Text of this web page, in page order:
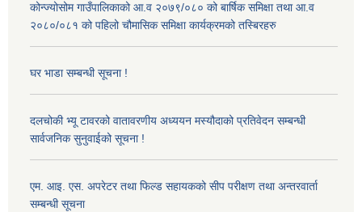
कोन्ज्योसोम गाउँपालिकाको आ.व २०७९/०८० को बार्षिक समिक्षा तथा आ.व
२०८०/०८१ को पहिलो चौमासिक समिक्षा कार्यक्रमको तस्बिरहरु
घर भाडा सम्बन्धी सूचना !
दलचोकी भ्यू टावरको वातावरणीय अध्ययन मस्यौदाको प्रतिवेदन सम्बन्धी
सार्वजनिक सुनुवाईको सूचना !
एम. आइ. एस. अपरेटर तथा फिल्ड सहायकको सीप परीक्षण तथा अन्तरवार्ता
सम्बन्धी सूचना